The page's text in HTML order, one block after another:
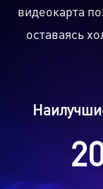
видеокарта
оставаясь